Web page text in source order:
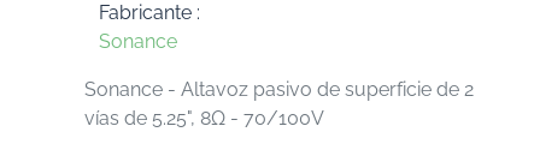
Fabricante :
Sonance
Sonance - Altavoz pasivo de superficie de 2
vías de 5.25", 8Ω - 70/100V